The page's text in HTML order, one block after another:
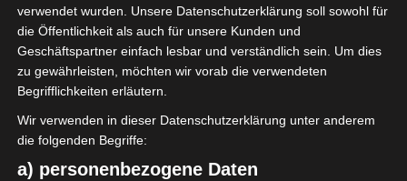
ENDERGEBNIS
Stade Hammadi Agrebi (Stadion des 14
Januar)
verwendet wurden. Unsere Datenschutzerklärung soll sowohl für
die Öffentlichkeit als auch für unsere Kunden und
Geschäftspartner einfach lesbar und verständlich sein. Um dies
zu gewährleisten, möchten wir vorab die verwendeten
Begrifflichkeiten erläutern.
Wir verwenden in dieser Datenschutzerklärung unter anderem
die folgenden Begriffe:
a) personenbezogene Daten